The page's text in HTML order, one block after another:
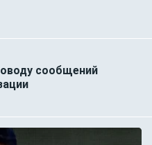
сообщений